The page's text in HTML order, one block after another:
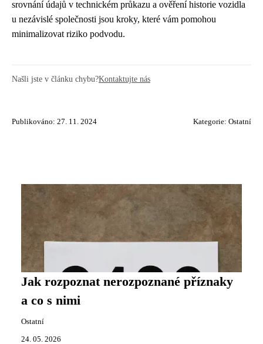
srovnání údajů v technickém průkazu a ověření historie vozidla
u nezávislé společnosti jsou kroky, které vám pomohou
minimalizovat riziko podvodu.
Našli jste v článku chybu?Kontaktujte nás
Publikováno: 27. 11. 2024 Kategorie: Ostatní
Jak rozpoznat nerozpoznané příznaky
a co s nimi
Ostatní
24. 05. 2026